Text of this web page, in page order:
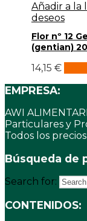
Añadir a la
deseos
Flor nº 12
(gentian)
14,15 €
EMPRESA:
AWI
Particulares y
Todos los
Búsqueda de
Search for:
CONTENIDOS: